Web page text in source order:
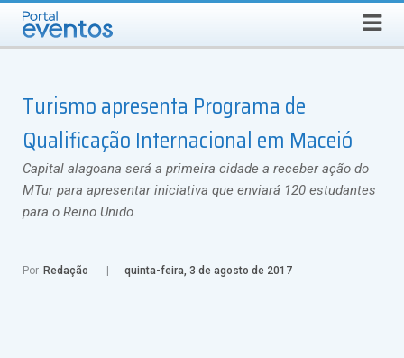
SEGUNDA-FEIRA, 10 DE AGOSTO DE 2026 Select Language ▼
Turismo apresenta Programa de
Qualificação Internacional em Maceió
Capital alagoana será a primeira cidade a receber ação do
MTur para apresentar iniciativa que enviará 120 estudantes
para o Reino Unido.
Por Redação quinta-feira, 3 de agosto de 2017